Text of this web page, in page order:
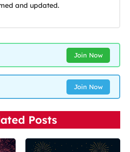
and updated.
Join Now
Join Now
Posts